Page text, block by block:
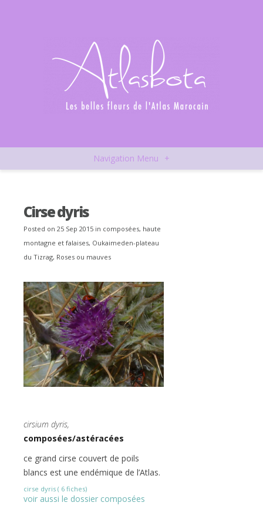
Navigation Menu +
Cirse dyris
Posted on 25 Sep 2015 in composées, haute
montagne et falaises, Oukaimeden-plateau
du Tizrag, Roses ou mauves
cirsium dyris,
composées/astéracées
ce grand cirse couvert de poils
blancs est une endémique de l’Atlas.
cirse dyris ( 6 fiches)
voir aussi le dossier composées